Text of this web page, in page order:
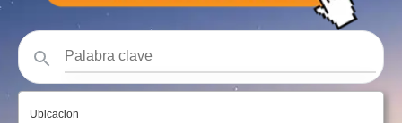
Ubicacion